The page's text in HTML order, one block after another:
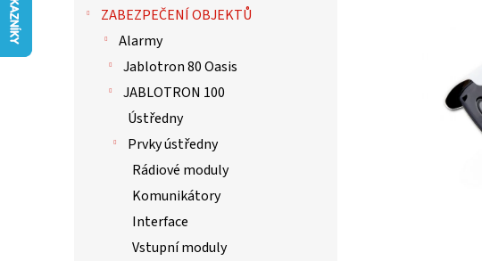
ZABEZPEČENÍ OBJEKTŮ
Alarmy
Jablotron 80 Oasis
JABLOTRON 100
Ústředny
Prvky ústředny
Rádiové moduly
Komunikátory
Interface
Vstupní moduly